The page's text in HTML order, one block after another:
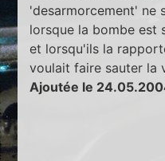
'desarmorcement' ne
lorsque la bombe est
et lorsqu'ils la
voulait faire sauter la
Ajoutée le